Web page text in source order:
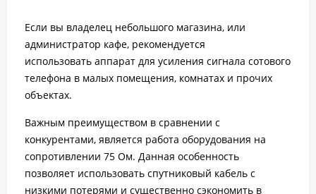
Если вы владелец небольшого магазина, или
администратор кафе, рекомендуется
использовать аппарат для усиления сигнала сотового
телефона в малых помещения, комнатах и прочих
объектах.
Важным преимуществом в сравнении с
конкурентами, является работа оборудования на
сопротивлении 75 Ом. Данная особенность
позволяет использовать спутниковый кабель с
низкими потерями и существенно сэкономить в